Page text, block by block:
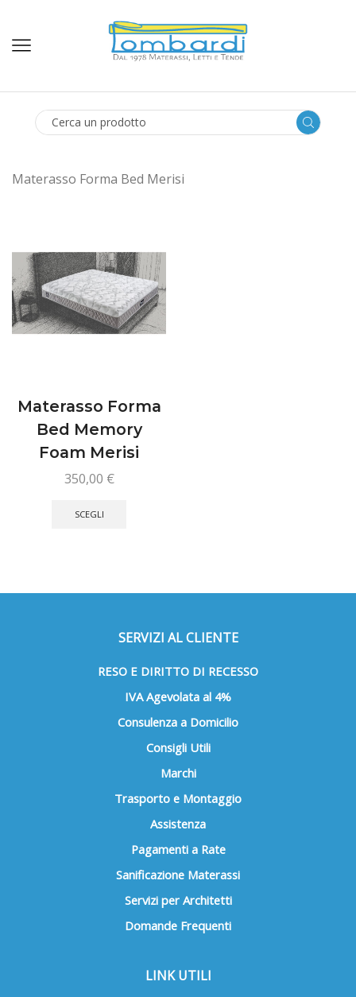
Materasso Forma Bed Merisi
Materasso Forma
Bed Memory
Foam Merisi
350,00 €
SCEGLI
essere
nella
del
prodotto
SERVIZI AL CLIENTE
RESO E DIRITTO DI RECESSO
IVA Agevolata al 4%
Consulenza a Domicilio
Consigli Utili
Marchi
Trasporto e Montaggio
Assistenza
Pagamenti a Rate
Sanificazione Materassi
Servizi per Architetti
Domande Frequenti
LINK UTILI